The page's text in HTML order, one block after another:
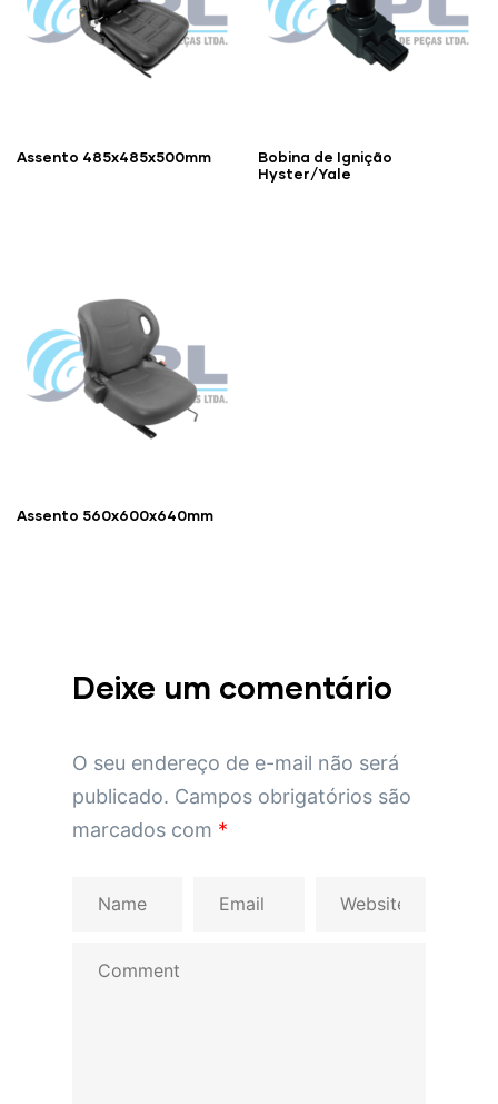
Assento 485x485x500mm
Bobina de Ignição
Hyster/Yale
Assento 560x600x640mm
Deixe um comentário
O seu endereço de e-mail não será
publicado. Campos obrigatórios são
marcados com *